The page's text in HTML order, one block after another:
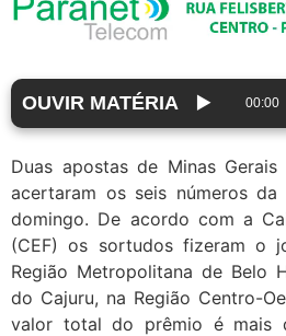
OUVIR MATÉRIA ▶️ 00:00
Duas apostas de Minas
acertaram os seis números
domingo. De acordo com a
(CEF) os sortudos fizeram o
Região Metropolitana de Belo
do Cajuru, na Região Centro-
valor total do prêmio é mais